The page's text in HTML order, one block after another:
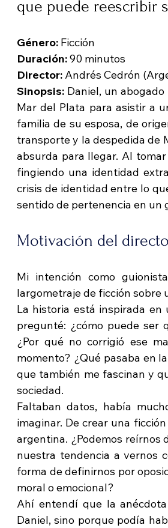
que puede reescribir
Género: Ficción
Duración: 90 minutos
Director: Andrés Cedrón
Sinopsis: Daniel, un
Mar del Plata para asistir a
familia de su esposa, de
transporte y la despedida de
absurda para llegar. Al
fingiendo una identidad
crisis de identidad entre lo
sentido de pertenencia en un
Motivación del
Mi intención como
largometraje de ficción sobre
La historia está inspirada
pregunté: ¿cómo puede ser
¿Por qué no corrigió ese
momento? ¿Qué pasaba en
que también me fascinan y
sociedad.
Faltaban datos, había
imaginar. De crear una
argentina. ¿Podemos reírnos
nuestra tendencia a vernos
forma de definirnos por
moral o emocional?
Ahí entendí que la
Daniel, sino porque podía